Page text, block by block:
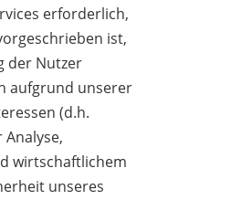
erforderlich,
ist,
der Nutzer
aufgrund unserer
(d.h.
wirtschaftlichem
unseres